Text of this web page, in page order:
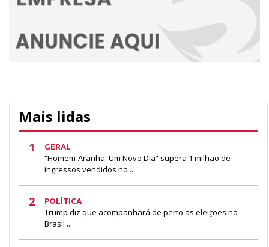
Mais lidas
1 GERAL
“Homem-Aranha: Um Novo Dia” supera 1 milhão de
ingressos vendidos no ...
2 POLÍTICA
Trump diz que acompanhará de perto as eleições no
Brasil ...